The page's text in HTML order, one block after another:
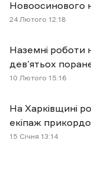
Новоосинового
24 Лютого 12:18
Наземні роботи
дев’ятьох
10 Лютого 15:16
На Харківщині
екіпаж
15 Січня 13:14